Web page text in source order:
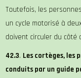
Toutefois, les
un cycle motorisé à
doivent circuler du côté
42.3. Les cortèges, les
conduits par un guide